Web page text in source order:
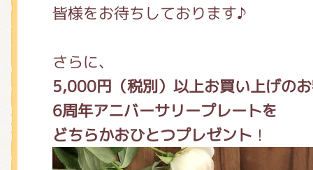
皆様をお待ちしております♪
さらに、
5,000円（税別）以上お買い上げの
6周年アニバーサリープレートを
どちらかおひとつプレゼント ！